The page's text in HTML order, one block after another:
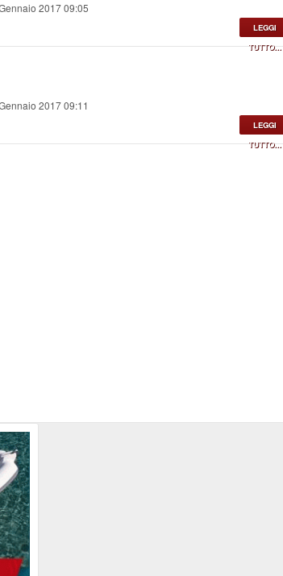
2017 09:05
LEGGI
TUTTO...
2017 09:11
LEGGI
TUTTO...